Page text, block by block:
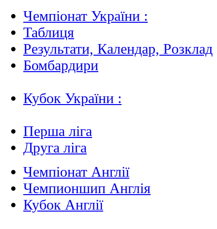
Чемпіонат України :
Таблиця
Результати, Календар, Poзклад
Бомбардири
Кубок України :
Перша ліга
Друга ліга
Чемпіонат Англії
Чемпионшип Англія
Кубок Англії